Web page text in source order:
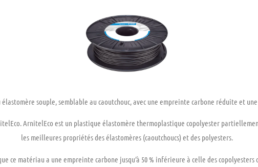
élastomère souple,semblable au caoutchouc,avec une empreinte carbone réduite et
ArnitelEco est un plastique élastomère thermoplastique copolyester
les meilleures propriétés des élastomères (caoutchoucs) et des polyesters.
ce matériau a une empreinte carbone jusqu’à 50% inférieure à celle des copolyesters